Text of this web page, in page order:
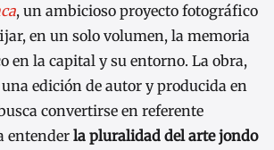
, un ambicioso proyecto fotográfico
en un solo volumen, la memoria
en la capital y su entorno. La obra,
edición de autor y producida en
convertirse en referente
entender la pluralidad del arte jondo